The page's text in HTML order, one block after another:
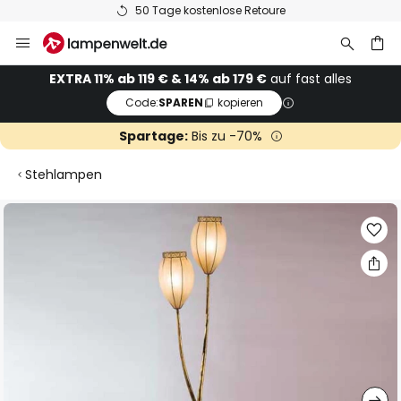
50 Tage kostenlose Retoure
Inhalt
springenEXTRA 11% ab 119 € & 14% ab 179 € auf fast alles
Code:SPAREN kopieren
Spartage:Bis zu -70%
Stehlampen
Zum